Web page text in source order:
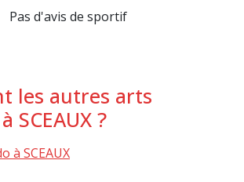
Pas d'avis de sportif
les autres arts
SCEAUX ?
à SCEAUX